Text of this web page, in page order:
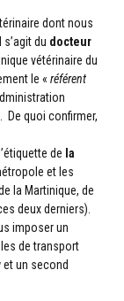
dont nous
du docteur
vétérinaire du
le « référent
De quoi confirmer,
de la
et les
la Martinique, de
deux derniers).
imposer un
de transport
un second